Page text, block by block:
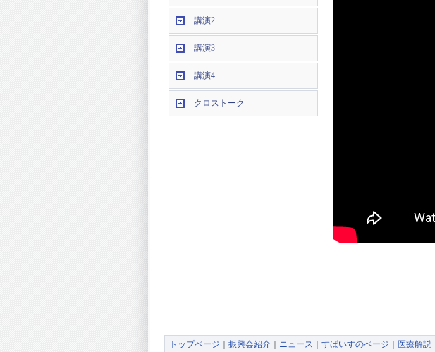
講演2
講演3
講演4
クロストーク
トップページ ｜ 振興会紹介 ｜ ニュース ｜ すぱいすのページ ｜ 医療解説